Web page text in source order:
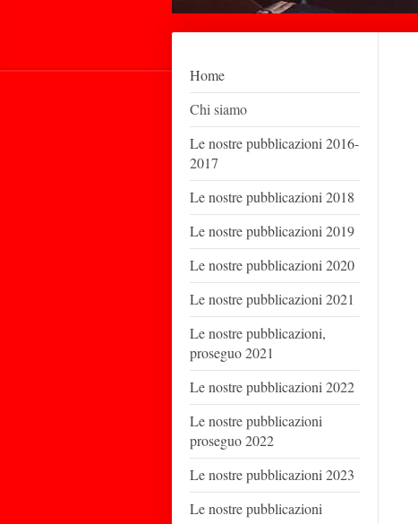
Home
Chi siamo
Le nostre pubblicazioni 2016-
2017
Le nostre pubblicazioni 2018
Le nostre pubblicazioni 2019
Le nostre pubblicazioni 2020
Le nostre pubblicazioni 2021
Le nostre pubblicazioni,
proseguo 2021
Le nostre pubblicazioni 2022
Le nostre pubblicazioni
proseguo 2022
Le nostre pubblicazioni 2023
Le nostre pubblicazioni